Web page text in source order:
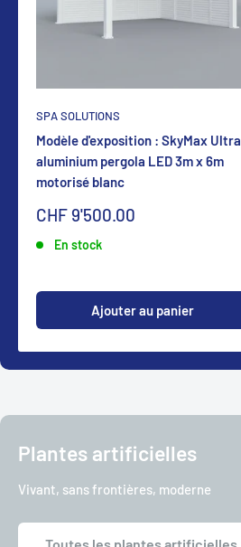
SPA SOLUTIONS
Modèle d'exposition : SkyMax Ultra
aluminium pergola LED 3m x 6m
motorisé blanc
Sonderpreis
CHF 9'500.00
En stock
Ajouter au panier
Plantes artificielles
Vivant, sans frontières, moderne